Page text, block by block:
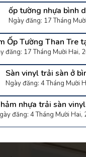
ốp tường nhựa bình
Ngày đăng: 17 Tháng
Ốp Tường Than Tre
đăng: 17 Tháng Mười Hai,
Sàn vinyl trải sàn ở
Ngày đăng: 4 Tháng Mười
nhựa trải sàn
đăng: 4 Tháng Mười Hai,